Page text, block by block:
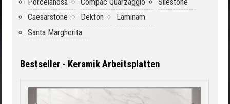
Caesarstone
Dekton
Laminam
Santa Margherita
Bestseller - Keramik Arbeitsplatten